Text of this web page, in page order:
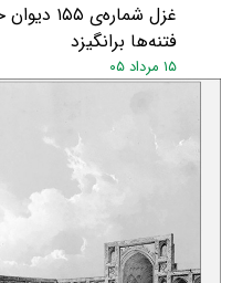
غزل
فتنه‌ها برانگیزد
۱۵ مرداد ۰۵